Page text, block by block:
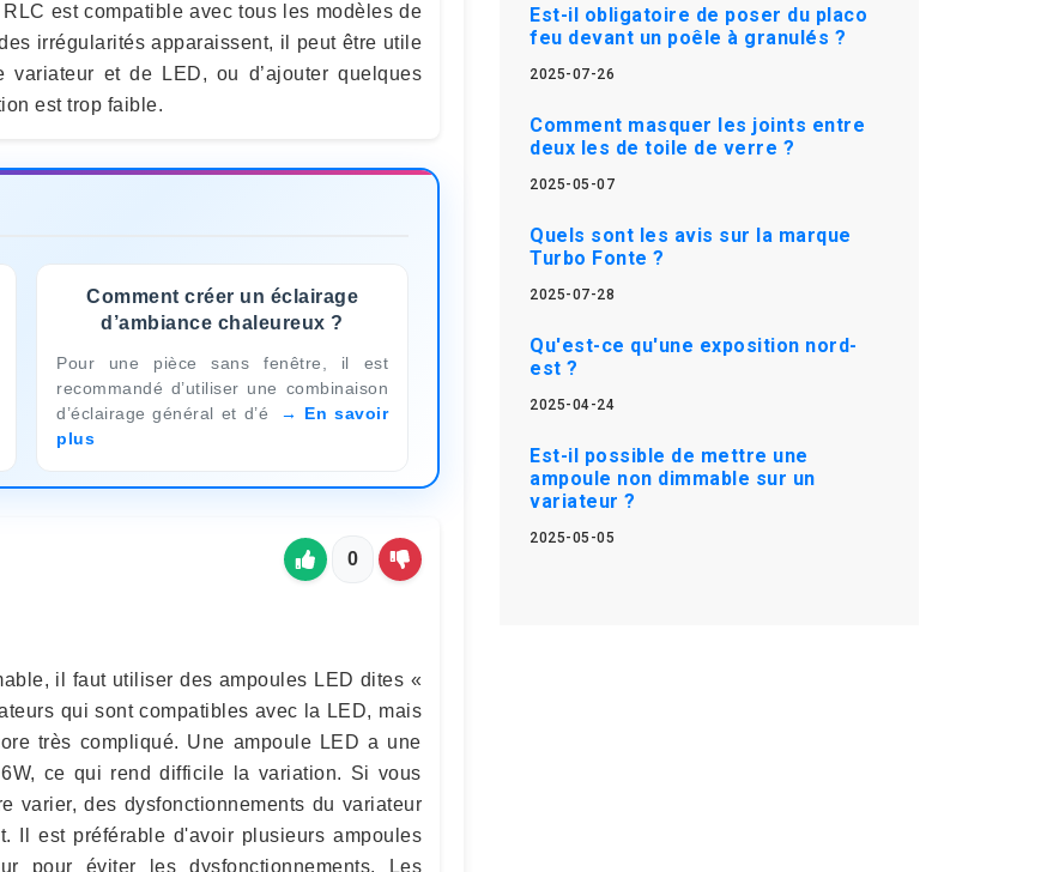
est compatible avec tous les modèles de
irrégularités apparaissent, il peut être utile
variateur et de LED, ou d’ajouter quelques
est trop faible.
Comment créer un éclairage
d’ambiance chaleureux ?
Pour une pièce sans fenêtre, il est
recommandé d’utiliser une combinaison
d’éclairage général et d’é
En savoir
plus
0
il faut utiliser des ampoules LED dites «
qui sont compatibles avec la LED, mais
très compliqué. Une ampoule LED a une
ce qui rend difficile la variation. Si vous
varier, des dysfonctionnements du variateur
Il est préférable d'avoir plusieurs ampoules
pour éviter les dysfonctionnements. Les
Est-il obligatoire de poser du placo
feu devant un poêle à granulés ?
2025-07-26
Comment masquer les joints entre
deux les de toile de verre ?
2025-05-07
Quels sont les avis sur la marque
Turbo Fonte ?
2025-07-28
Qu'est-ce qu'une exposition nord-
est ?
2025-04-24
Est-il possible de mettre une
ampoule non dimmable sur un
variateur ?
2025-05-05